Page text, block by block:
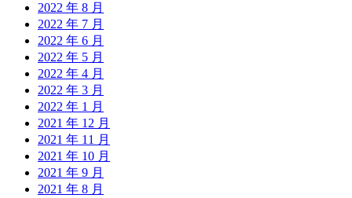
2022 年 8 月
2022 年 7 月
2022 年 6 月
2022 年 5 月
2022 年 4 月
2022 年 3 月
2022 年 1 月
2021 年 12 月
2021 年 11 月
2021 年 10 月
2021 年 9 月
2021 年 8 月